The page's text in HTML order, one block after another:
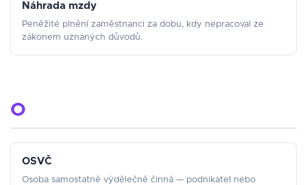
Náhrada mzdy
Peněžité plnění zaměstnanci za dobu, kdy nepracoval ze
zákonem uznaných důvodů.
O
OSVČ
Osoba samostatně výdělečně činná — podnikatel nebo